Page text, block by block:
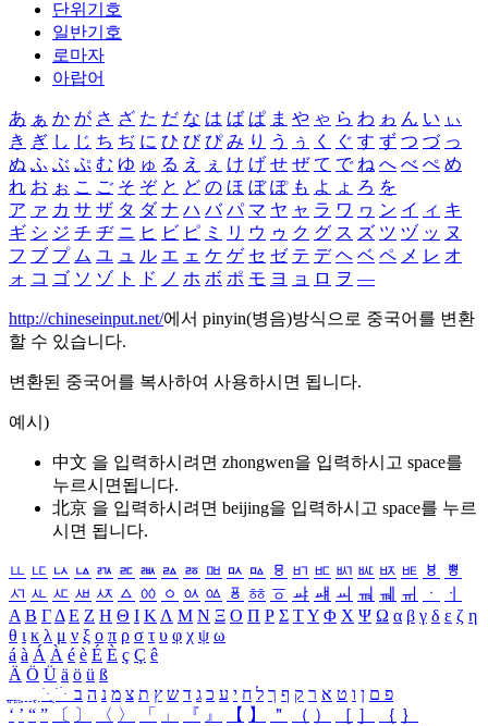
단위기호
일반기호
로마자
아랍어
あ ぁ か が さ ざ た だ な は ば ぱ ま や ゃ ら わ ゎ ん い ぃ
き ぎ し じ ち ぢ に ひ び ぴ み り う ぅ く ぐ す ず つ づ っ
ぬ ふ ぶ ぷ む ゆ ゅ る え ぇ け げ せ ぜ て で ね へ べ ぺ め
れ お ぉ こ ご そ ぞ と ど の ほ ぼ ぽ も よ ょ ろ を
ア ァ カ サ ザ タ ダ ナ ハ バ パ マ ヤ ャ ラ ワ ヮ ン イ ィ キ
ギ シ ジ チ ヂ ニ ヒ ビ ピ ミ リ ウ ゥ ク グ ス ズ ツ ヅ ッ ヌ
フ ブ プ ム ユ ュ ル エ ェ ケ ゲ セ ゼ テ デ ヘ ベ ペ メ レ オ
ォ コ ゴ ソ ゾ ト ド ノ ホ ボ ポ モ ヨ ョ ロ ヲ ―
http://chineseinput.net/에서 pinyin(병음)방식으로 중국어를 변환
할 수 있습니다.
변환된 중국어를 복사하여 사용하시면 됩니다.
예시)
中文 을 입력하시려면 zhongwen을 입력하시고 space를
누르시면됩니다.
北京 을 입력하시려면 beijing을 입력하시고 space를 누르
시면 됩니다.
ㅥ ㅦ ㅧ ㅨ ㅩ ㅪ ㅫ ㅬ ㅭ ㅮ ㅯ ㅰ ㅱ ㅲ ㅳ ㅴ ㅵ ㅶ ㅷ ㅸ
ㅹ
ㅺ ㅻ ㅼ ㅽ ㅾ ㅿ ㆀ ㆁ ㆂ ㆃ ㆄ ㆅ ㆆ ㆇ ㆈ ㆉ ㆊ ㆋ ㆌ ㆍ
ㆎ
Α Β ΓΔ Ε Ζ Η Θ Ι ΚΛ Μ Ν Ξ Ο Π Ρ Σ ΤΥ Φ Χ Ψ Ω α β γ δ ε ζ η
θ ι κ λ μ ν ξ ο π ρ σ τ υ φ χ ψ ω
á à Á À é è É È ç Ç ê
Ä Ö Ü ä ö ü ß
ִֶֹ ֻּ ׁׂ פ ם ן ו ט א ר ק ף ך ל ח י ע כ ג ד ש ץ ת צ מ נ ה ב
‘ ’ “ ” 〔 〕 〈 〉 「 」 『 』 【 】 ＂ （ ） ［ ］ ｛ ｝